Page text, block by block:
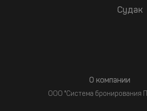
Судак
О компании
ООО "Система бронирования